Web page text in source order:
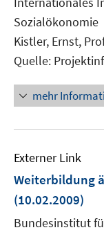
Sozialökonomie
Kistler, Ernst,
Quelle:
mehr
Externer Link
Weiterbildung
(10.02.2009)
Bundesinstitut